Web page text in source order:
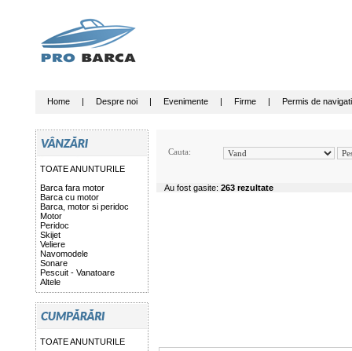
Home | Despre noi | Evenimente | Firme | Permis de
TOATE ANUNTURILE
Barca fara motor
Barca cu motor
Barca, motor si peridoc
Motor
Peridoc
Skijet
Veliere
Navomodele
Sonare
Pescuit - Vanatoare
Altele
TOATE ANUNTURILE
Cauta:
Au fost gasite: 263 rezultate